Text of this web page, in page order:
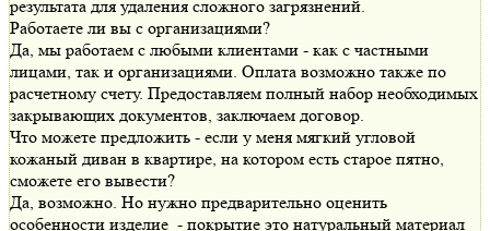
результата для удаления сложного загрязнений.
Работаете ли вы с организациями?
Да, мы работаем с любыми клиентами - как с частными
лицами, так и организациями. Оплата возможно также по
расчетному счету. Предоставляем полный набор необходимых
закрывающих документов, заключаем договор.
Что можете предложить - если у меня мягкий угловой
кожаный диван в квартире, на котором есть старое пятно,
сможете его вывести?
Да, возможно. Но нужно предварительно оценить
особенности изделие - покрытие это натуральный материал